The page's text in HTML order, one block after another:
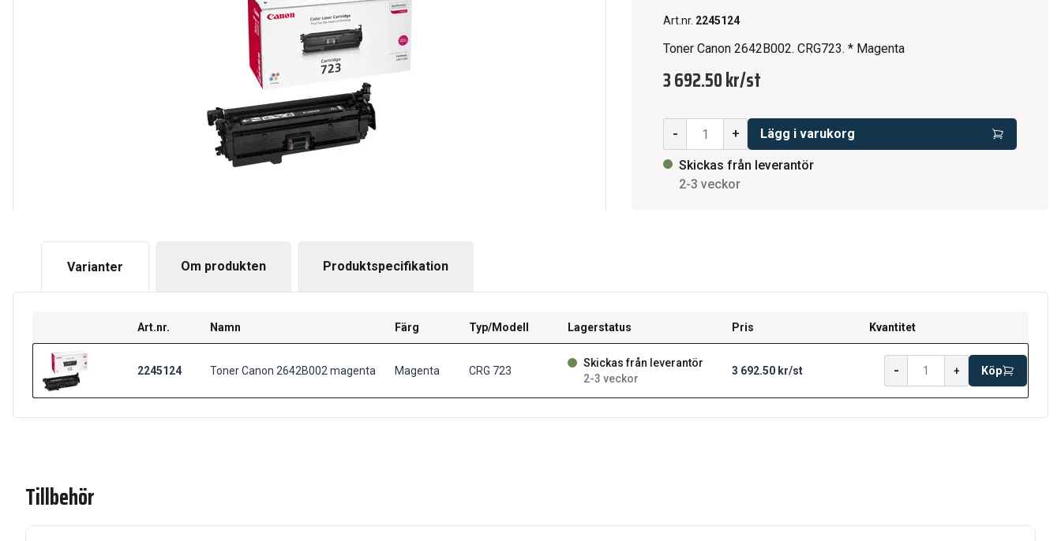
Art.nr. 2245124
Toner Canon 2642B002. CRG723. * Magenta
3 692.50 kr/st
- + Lägg i varukorg
Skickas från leverantör
2-3 veckor
Varianter Om produkten Produktspecifikation
Art.nr. Namn Färg Typ/Modell Lagerstatus Pris Kvantitet
2245124 Toner Canon 2642B002 magenta Magenta CRG 723
Skickas från leverantör
2-3 veckor
3 692.50 kr/st - + Köp
Tillbehör